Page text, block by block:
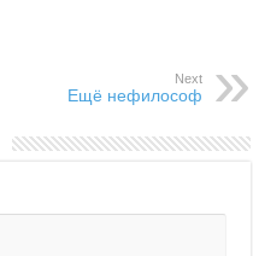
Next
Ещё нефилософ